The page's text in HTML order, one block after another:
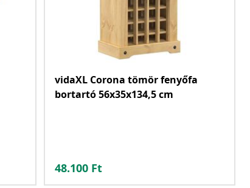
vidaXL Corona tömör fenyőfa
bortartó 56x35x134,5 cm
48.100 Ft